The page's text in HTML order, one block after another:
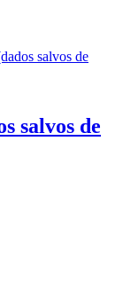
salvos de
salvos de